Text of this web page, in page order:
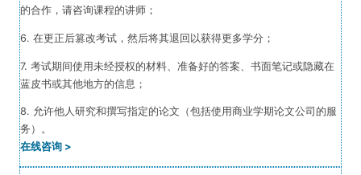
的合作，请咨询课程的讲师；
6. 在更正后篡改考试，然后将其退回以获得更多学分；
7. 考试期间使用未经授权的材料、准备好的答案、书面笔记或隐藏在
蓝皮书或其他地方的信息；
8. 允许他人研究和撰写指定的论文（包括使用商业学期论文公司的服
务） 。
在线咨询 >